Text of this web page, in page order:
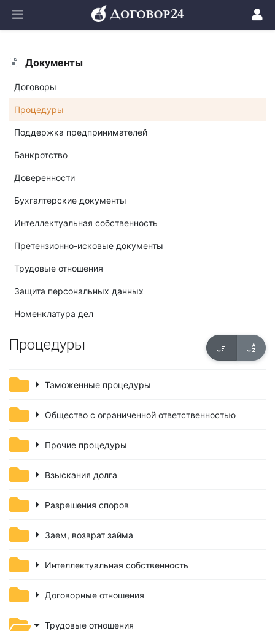
Документы
Договоры
Процедуры
Поддержка предпринимателей
Банкротство
Доверенности
Бухгалтерские документы
Интеллектуальная собственность
Претензионно-исковые документы
Трудовые отношения
Защита персональных данных
Номенклатура дел
Процедуры
Таможенные процедуры
Общество с ограниченной ответственностью
Прочие процедуры
Взыскания долга
Разрешения споров
Заем, возврат займа
Интеллектуальная собственность
Договорные отношения
Трудовые отношения